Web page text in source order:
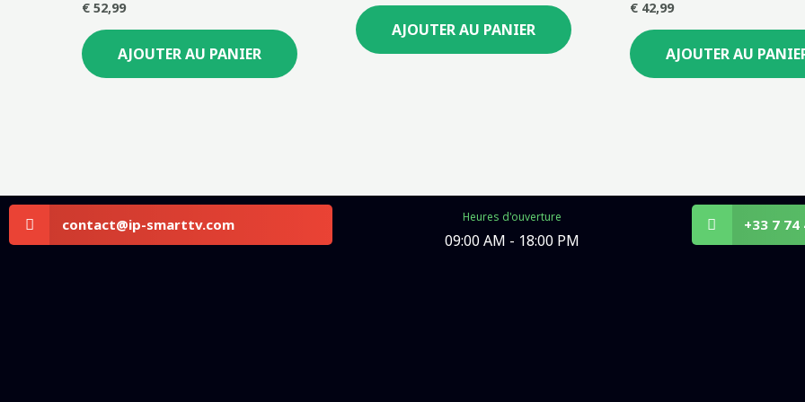
€ 52,99
AJOUTER AU PANIER
AJOUTER AU PANIER
€ 42,99
AJOUTER AU
contact@ip-smarttv.com Heures d'ouverture
09:00 AM - 18:00 PM
+33 7 74